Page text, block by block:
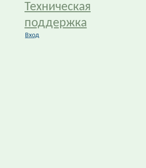
Техническая
поддержка
Вход